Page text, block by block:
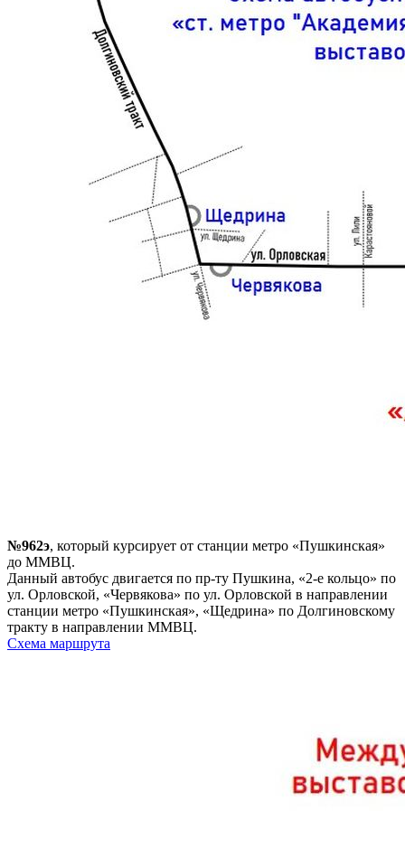
№962э, который курсирует от станции метро «Пушкинская»
до ММВЦ.
Данный автобус двигается по пр-ту Пушкина, «2-е кольцо» по
ул. Орловской, «Червякова» по ул. Орловской в направлении
станции метро «Пушкинская», «Щедрина» по Долгиновскому
тракту в направлении ММВЦ.
Схема маршрута